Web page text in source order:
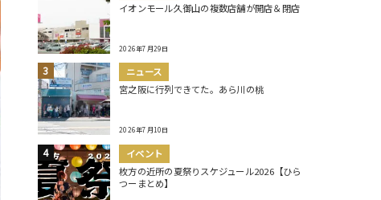
イオンモール久御山の複数店舗が開店＆閉店
2026年7月29日
ニュース
宮之阪に行列できてた。あら川の桃
2026年7月10日
イベント
枚方の近所の夏祭りスケジュール2026【ひら
つーまとめ】